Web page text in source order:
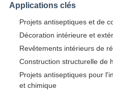
Applications clés
Projets antiseptiques et de
Décoration intérieure et
Revêtements intérieurs de
Construction structurelle de
Projets antiseptiques pour
et chimique